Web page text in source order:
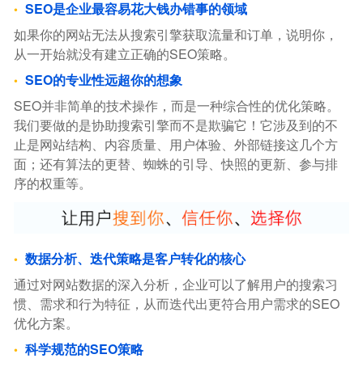
SEO是企业最容易花大钱办错事的领域
如果你的网站无法从搜索引擎获取流量和订单，说明你，
从一开始就没有建立正确的SEO策略。
SEO的专业性远超你的想象
SEO并非简单的技术操作，而是一种综合性的优化策略。
我们要做的是协助搜索引擎而不是欺骗它！它涉及到的不
止是网站结构、内容质量、用户体验、外部链接这几个方
面；还有算法的更替、蜘蛛的引导、快照的更新、参与排
序的权重等。
数据分析、迭代策略是客户转化的核心
通过对网站数据的深入分析，企业可以了解用户的搜索习
惯、需求和行为特征，从而迭代出更符合用户需求的SEO
优化方案。
科学规范的SEO策略